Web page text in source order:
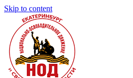
Skip to content